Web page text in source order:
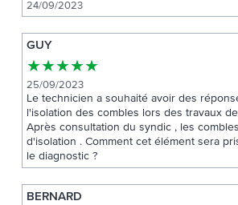
24/09/2023
GUY
★★★★★
25/09/2023
Le technicien a souhaité avoir des
l'isolation des combles lors des travaux
Après consultation du syndic , les
d'isolation . Comment cet élément sera
le diagnostic ?
BERNARD